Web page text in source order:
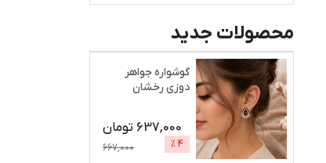
محصولات جدید
گوشواره جواهر
دوزی رخشان
637,000 تومان
4
%
667,000